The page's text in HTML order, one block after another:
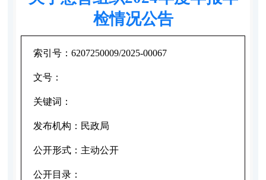
检情况公告
索引号： 6207250009/2025-00067
文号：
关键词：
发布机构： 民政局
公开形式： 主动公开
公开目录：